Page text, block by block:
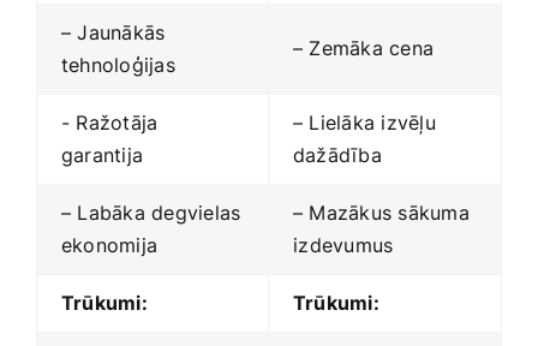
– Jaunākās
tehnoloģijas
– Zemāka cena
-‌ Ražotāja
‍garantija
– Lielāka izvēļu
dažādība
– Labāka degvielas
ekonomija
– Mazākus sākuma
⁤izdevumus
Trūkumi: Trūkumi: